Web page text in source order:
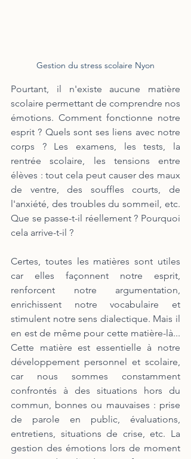
Gestion du stress scolaire Nyon
Pourtant, il n'existe aucune matière
scolaire permettant de comprendre nos
émotions. Comment fonctionne notre
esprit ? Quels sont ses liens avec notre
corps ? Les examens, les tests, la
rentrée scolaire, les tensions entre
élèves : tout cela peut causer des maux
de ventre, des souffles courts, de
l'anxiété, des troubles du sommeil, etc.
Que se passe-t-il réellement ? Pourquoi
cela arrive-t-il ?
Certes, toutes les matières sont utiles
car elles façonnent notre esprit,
renforcent notre argumentation,
enrichissent notre vocabulaire et
stimulent notre sens dialectique. Mais il
en est de même pour cette matière-là...
Cette matière est essentielle à notre
développement personnel et scolaire,
car nous sommes constamment
confrontés à des situations hors du
commun, bonnes ou mauvaises : prise
de parole en public, évaluations,
entretiens, situations de crise, etc. La
gestion des émotions lors de moment